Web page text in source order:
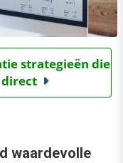
strategieën die
waardevolle